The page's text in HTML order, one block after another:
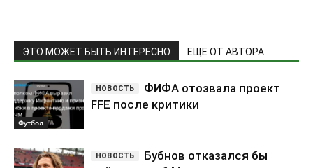
ЭТО МОЖЕТ БЫТЬ ИНТЕРЕСНО ЕЩЕ ОТ АВТОРА
Футбол
ФИФА отозвала проект
FFE после критики
Бубнов отказался бы